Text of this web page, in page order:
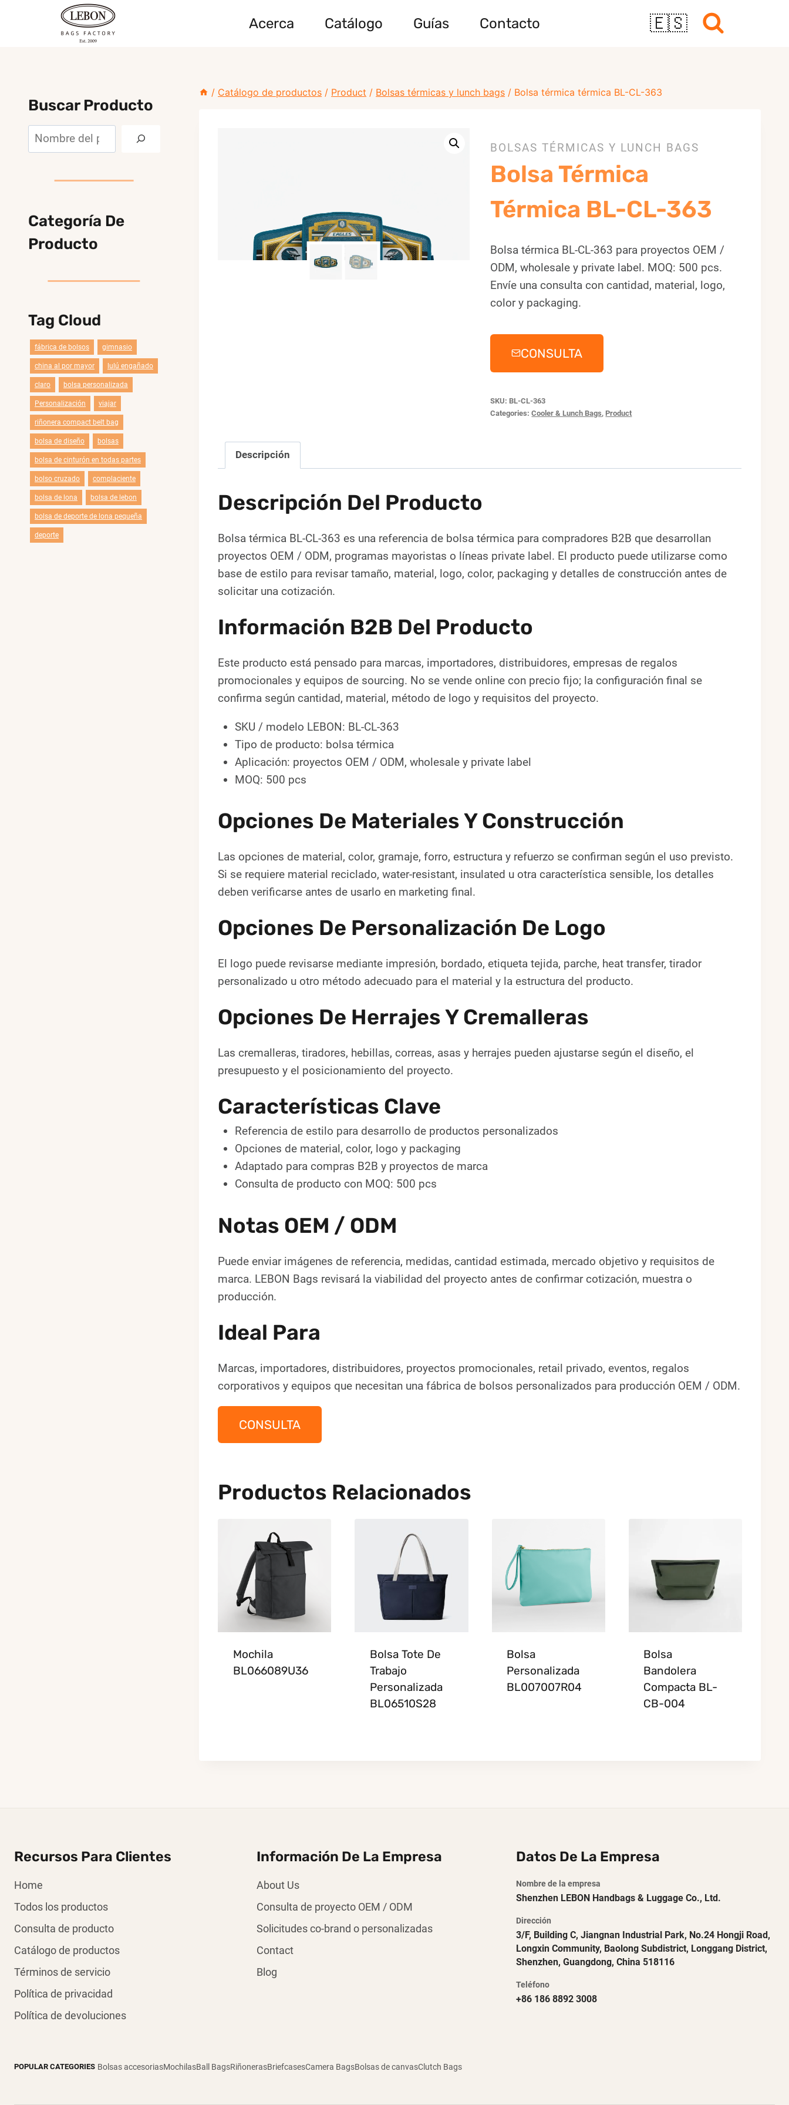
Acerca Catálogo Guías Contacto 🇪🇸
/ Catálogo de productos / Product / Bolsas térmicas y lunch bags / Bolsa térmica térmica BL-CL-363
BOLSAS TÉRMICAS Y LUNCH BAGS
Bolsa Térmica
Térmica BL-CL-363
Bolsa térmica BL-CL-363 para proyectos OEM /
ODM, wholesale y private label. MOQ: 500 pcs.
Envíe una consulta con cantidad, material, logo,
color y packaging.
CONSULTA
SKU:BL-CL-363
Categories:Cooler & Lunch Bags,Product
Descripción
Descripción Del Producto
Bolsa térmica BL-CL-363 es una referencia de bolsa térmica para compradores B2B que desarrollan
proyectos OEM / ODM, programas mayoristas o líneas private label. El producto puede utilizarse como
base de estilo para revisar tamaño, material, logo, color, packaging y detalles de construcción antes de
solicitar una cotización.
Información B2B Del Producto
Este producto está pensado para marcas, importadores, distribuidores, empresas de regalos
promocionales y equipos de sourcing. No se vende online con precio fijo; la configuración final se
confirma según cantidad, material, método de logo y requisitos del proyecto.
SKU / modelo LEBON: BL-CL-363
Tipo de producto: bolsa térmica
Aplicación: proyectos OEM / ODM, wholesale y private label
MOQ: 500 pcs
Opciones De Materiales Y Construcción
Las opciones de material, color, gramaje, forro, estructura y refuerzo se confirman según el uso previsto.
Si se requiere material reciclado, water-resistant, insulated u otra característica sensible, los detalles
deben verificarse antes de usarlo en marketing final.
Opciones De Personalización De Logo
El logo puede revisarse mediante impresión, bordado, etiqueta tejida, parche, heat transfer, tirador
personalizado u otro método adecuado para el material y la estructura del producto.
Opciones De Herrajes Y Cremalleras
Las cremalleras, tiradores, hebillas, correas, asas y herrajes pueden ajustarse según el diseño, el
presupuesto y el posicionamiento del proyecto.
Características Clave
Referencia de estilo para desarrollo de productos personalizados
Opciones de material, color, logo y packaging
Adaptado para compras B2B y proyectos de marca
Consulta de producto con MOQ: 500 pcs
Notas OEM / ODM
Puede enviar imágenes de referencia, medidas, cantidad estimada, mercado objetivo y requisitos de
marca. LEBON Bags revisará la viabilidad del proyecto antes de confirmar cotización, muestra o
producción.
Ideal Para
Marcas, importadores, distribuidores, proyectos promocionales, retail privado, eventos, regalos
corporativos y equipos que necesitan una fábrica de bolsos personalizados para producción OEM / ODM.
CONSULTA
Productos Relacionados
Mochila
BL066089U36
Bolsa Tote De
Trabajo
Personalizada
BL06510S28
Bolsa
Personalizada
BL007007R04
Bolsa
Bandolera
Compacta BL-
CB-004
Buscar Producto
Buscar
Categoría De
Producto
Tag Cloud
fábrica de bolsos gimnasio
china al por mayor lulú engañado
claro bolsa personalizada
Personalización viajar
riñonera compact belt bag
bolsa de diseño bolsas
bolsa de cinturón en todas partes
bolso cruzado complaciente
bolsa de lona bolsa de lebon
bolsa de deporte de lona pequeña
deporte
Recursos Para Clientes
Home
Todos los productos
Consulta de producto
Catálogo de productos
Términos de servicio
Política de privacidad
Política de devoluciones
Información De La Empresa
About Us
Consulta de proyecto OEM / ODM
Solicitudes co-brand o personalizadas
Contact
Blog
Datos De La Empresa
Nombre de la empresa
Shenzhen LEBON Handbags & Luggage Co., Ltd.
Dirección
3/F, Building C, Jiangnan Industrial Park, No.24 Hongji Road,
Longxin Community, Baolong Subdistrict, Longgang District,
Shenzhen, Guangdong, China 518116
Teléfono
+86 186 8892 3008
POPULAR CATEGORIES Bolsas accesoriasMochilasBall BagsRiñonerasBriefcasesCamera BagsBolsas de canvasClutch Bags